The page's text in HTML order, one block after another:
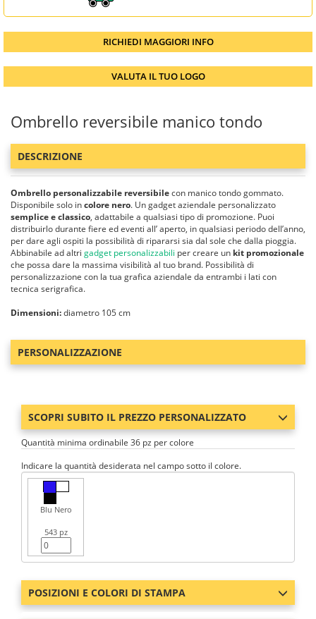
RICHIEDI MAGGIORI INFO
VALUTA IL TUO LOGO
Ombrello reversibile manico tondo
DESCRIZIONE
Ombrello personalizzabile reversibilecon manico tondo gommato.
Disponibile solo incolore nero. Un gadget aziendale personalizzato
semplice e classico, adattabile a qualsiasi tipo di promozione. Puoi
distribuirlo durante fiere ed eventi all’ aperto, in qualsiasi periodo dell’anno,
per dare agli ospiti la possibilità di ripararsi sia dal sole che dalla pioggia.
Abbinabile ad altri gadget personalizzabili per creare un kit promozionale
che possa dare la massima visibilità al tuo brand. Possibilità di
personalizzazione con la tua grafica aziendale da entrambi i lati con
tecnica serigrafica.
Dimensioni:diametro 105 cm
PERSONALIZZAZIONE
SCOPRI SUBITO IL PREZZO PERSONALIZZATO
Quantità minima ordinabile 36 pz per colore
Indicare la quantità desiderata nel campo sotto il colore.
Blu Nero
543 pz
POSIZIONI E COLORI DI STAMPA